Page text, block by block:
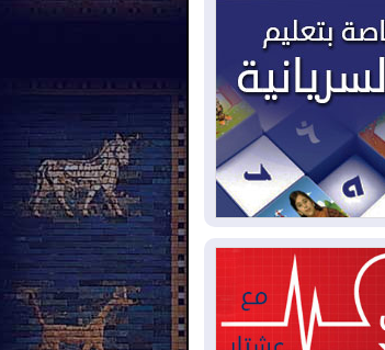
يؤكد مجدداً التزامه
المجاورة
والاقتراض يطوقان
المالية العراقية.. اقتراض يتجاوز 3 تريليونات
في الظلام مجددا
أوامر بإجلاء 60 ألف شخص
واشنطن